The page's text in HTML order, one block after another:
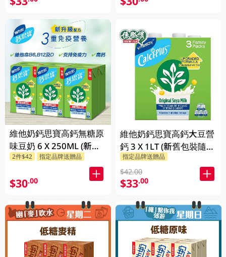
維他奶鈣思寶高鈣無糖原
味豆奶 6 X 250ML (新舊
包裝隨機發貨)
2件$42 指定品牌送贈品
$30.00
維他奶鈣思寶高鈣大豆營
鈣 3 X 1LT (新舊包裝隨機
發貨)
指定品牌送贈品
$42.00
$33.00